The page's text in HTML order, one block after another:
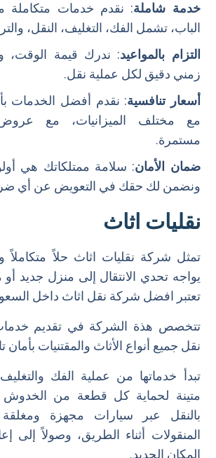
خدمة شاملة: نقدم خدمات متكاملة
الباب، تشمل الفك، التغليف، النقل،
التزام بالمواعيد: ندرك قيمة الوقت،
زمني دقيق لكل عملية نقل.
أسعار تنافسية: نقدم أفضل الخدمات
مع مختلف الميزانيات، مع
مستمرة.
ضمان الأمان: سلامة ممتلكاتك هي
ونضمن لك حقك في التعويض عن أي
نقليات اثاث
تمثل شركة نقليات اثاث حلاً متكاملاً
يواجه تحدي الانتقال إلى منزل جديد
تعتبر افضل شركة نقل اثاث داخل
تتخصص هذة الشركة في تقديم
نقل جميع أنواع الأثاث والمقتنيات بأمان
تبدأ خدماتها من عملية الفك
متينة لحماية كل قطعة من الخدوش
بالنقل عبر سيارات مجهزة
المنقولات أثناء الطريق، وصولاً إلى
المكان الجديد.